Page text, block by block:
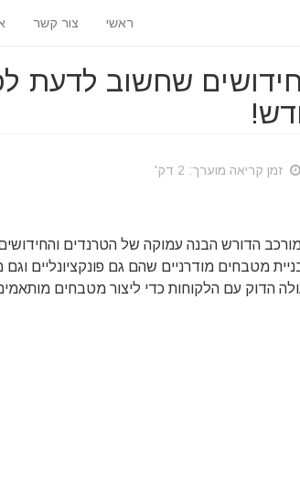
ראשי צור קשר
שחשוב לדעת
זמן קריאה מוערך: 2 דק'
הדורש הבנה עמוקה של הטרנדים
מטבחים מודרניים שהם גם פונקציונליים וגם
הדוק עם הלקוחות כדי ליצור מטבחים